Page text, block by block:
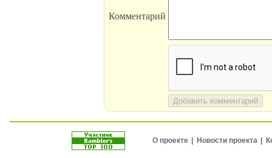
Комментарий
Добавить комментарий
О проекте Новости проекта